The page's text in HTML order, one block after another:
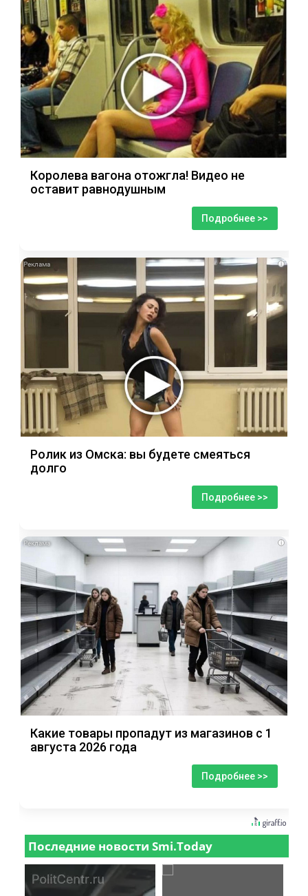
Королева вагона отожгла! Видео не
оставит равнодушным
Подробнее >>
i
Ролик из Омска: вы будете смеяться
долго
Подробнее >>
i
Какие товары пропадут из магазинов с 1
августа 2026 года
Подробнее >>